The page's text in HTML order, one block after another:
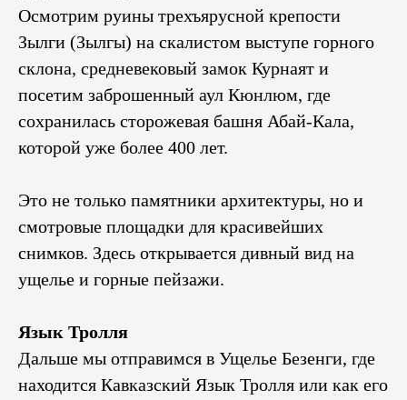
Осмотрим руины трехъярусной крепости
Зылги (Зылгы) на скалистом выступе горного
склона, средневековый замок Курнаят и
посетим заброшенный аул Кюнлюм, где
сохранилась сторожевая башня Абай-Кала,
которой уже более 400 лет.
Это не только памятники архитектуры, но и
смотровые площадки для красивейших
снимков. Здесь открывается дивный вид на
ущелье и горные пейзажи.
Язык Тролля
Дальше мы отправимся в Ущелье Безенги, где
находится Кавказский Язык Тролля или как его